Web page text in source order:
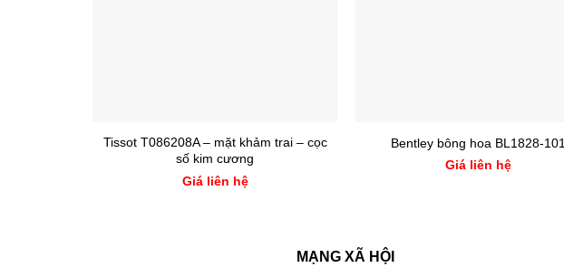
Tissot T086208A – mặt khảm trai – cọc
số kim cương
Giá liên hệ
Bentley bông hoa BL1828-101
Giá liên hệ
MẠNG XÃ HỘI